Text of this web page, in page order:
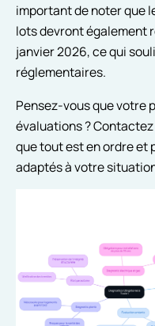
important de noter que
lots devront également
janvier 2026, ce qui
réglementaires.
Pensez-vous que votre
évaluations ?
que tout est en ordre et
adaptés à votre